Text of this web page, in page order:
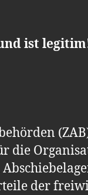
ist
die
der